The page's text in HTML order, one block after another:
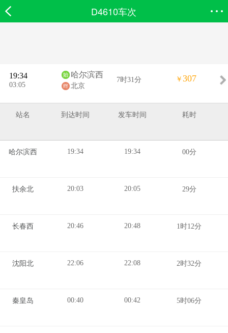
D4610车次
19:34
03:05
哈尔滨西
北京
7时31分 ￥ 307
站名 到达时间 发车时间 耗时
哈尔滨西 19:34 19:34 00分
扶余北 20:03 20:05 29分
长春西 20:46 20:48 1时12分
沈阳北 22:06 22:08 2时32分
秦皇岛 00:40 00:42 5时06分